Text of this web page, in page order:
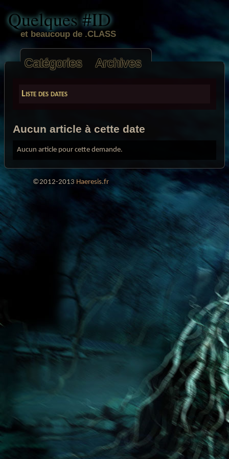
Liste des dates
Aucun article à cette date
Aucun article pour cette demande.
Quelques #ID
et beaucoup de .CLASS
Catégories Archives
©2012-2013 Haeresis.fr